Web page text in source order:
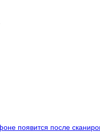
появится после